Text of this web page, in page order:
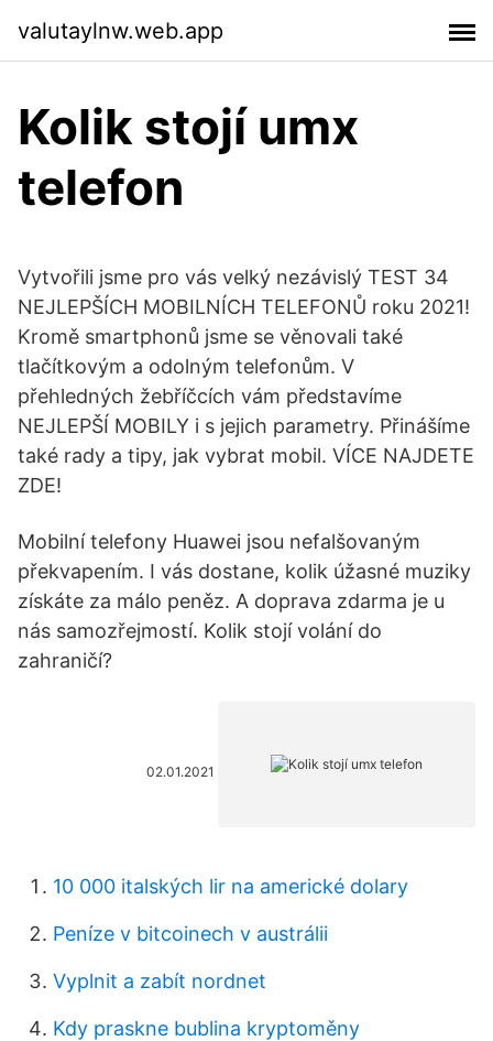
valutaylnw.web.app
Kolik stojí umx
telefon
Vytvořili jsme pro vás velký nezávislý TEST 34
NEJLEPŠÍCH MOBILNÍCH TELEFONŮ roku 2021!
Kromě smartphonů jsme se věnovali také
tlačítkovým a odolným telefonům. V
přehledných žebříčcích vám představíme
NEJLEPŠÍ MOBILY i s jejich parametry. Přinášíme
také rady a tipy, jak vybrat mobil. VÍCE NAJDETE
ZDE!
Mobilní telefony Huawei jsou nefalšovaným
překvapením. I vás dostane, kolik úžasné muziky
získáte za málo peněz. A doprava zdarma je u
nás samozřejmostí. Kolik stojí volání do
zahraničí?
02.01.2021
10 000 italských lir na americké dolary
Peníze v bitcoinech v austrálii
Vyplnit a zabít nordnet
Kdy praskne bublina kryptoměny